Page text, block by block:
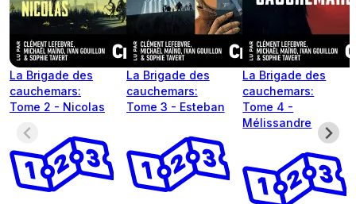
La Brigade des
cauchemars:
Tome 2 - Nicolas
La Brigade des
cauchemars:
Tome 3 - Esteban
La Brigade des
cauchemars:
Tome 4 -
Mélissandre